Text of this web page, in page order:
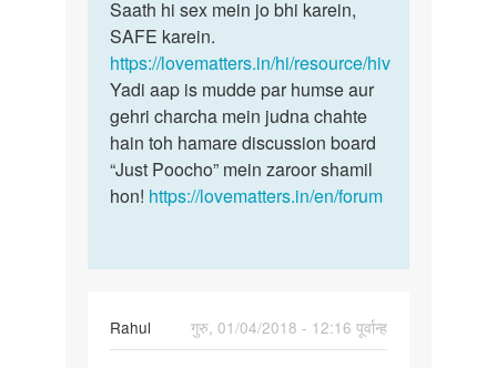
by
Viku
Saath hi sex mein jo bhi karein,
SAFE karein.
https://lovematters.in/hi/resource/hiv
Yadi aap is mudde par humse aur
gehri charcha mein judna chahte
hain toh hamare discussion board
“Just Poocho” mein zaroor shamil
hon! https://lovematters.in/en/forum
Rahul
गुरु, 01/04/2018 - 12:16 पूर्वान्ह